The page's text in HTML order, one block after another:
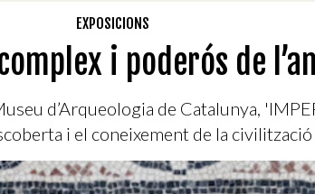
EXPOSICIONS
i poderós de
d’Arqueologia de Catalunya,
i el coneixement de la